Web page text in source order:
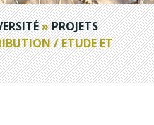
»PROJETS
/ ETUDE ET